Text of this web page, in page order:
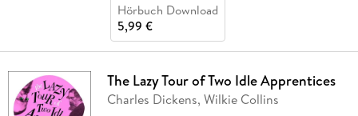
Hörbuch Download
5,99 €
The Lazy Tour of Two Idle Apprentices
Charles Dickens, Wilkie Collins